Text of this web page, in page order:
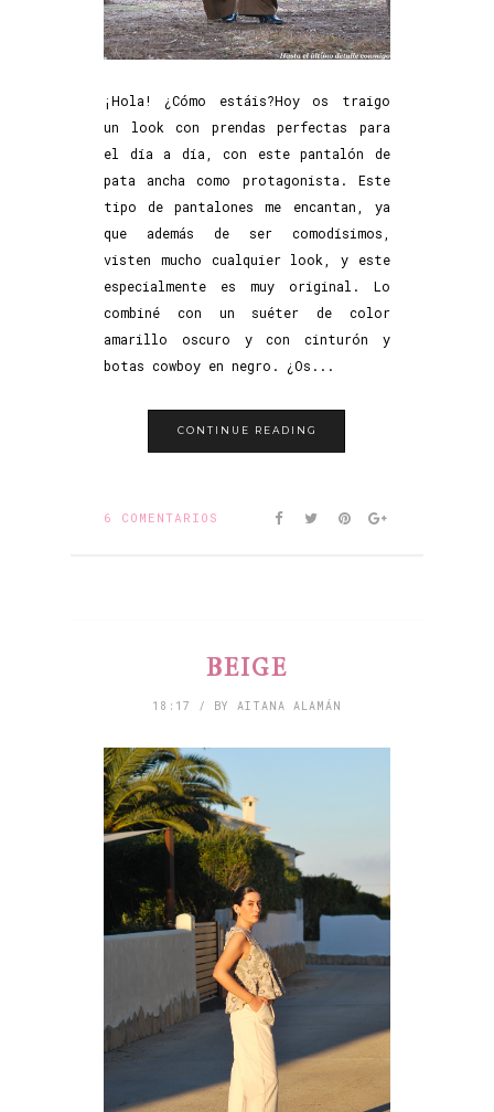
¡Hola! ¿Cómo estáis?Hoy os traigo
un look con prendas perfectas para
el día a día, con este pantalón de
pata ancha como protagonista. Este
tipo de pantalones me encantan, ya
que además de ser comodísimos,
visten mucho cualquier look, y este
especialmente es muy original. Lo
combiné con un suéter de color
amarillo oscuro y con cinturón y
botas cowboy en negro. ¿Os...
CONTINUE READING
6 COMENTARIOS
BEIGE
18:17 / BY AITANA ALAMÁN